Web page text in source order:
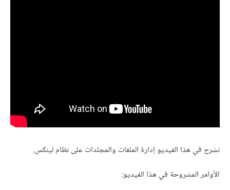
نشرح في هذا الفيديو إدارة الملفات والمجلدات على نظام لينكس.
الأوامر المشروحة في هذا الفيديو: